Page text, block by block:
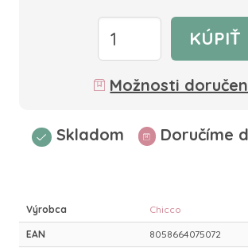
KÚPIŤ
Možnosti
Skladom Doručíme
Výrobca Chicco
EAN 8058664075072